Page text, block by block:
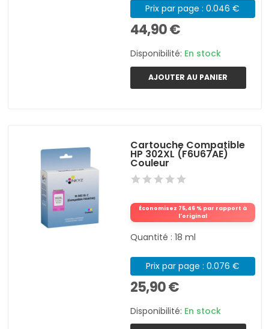
Prix par page : 0.046 €
44,90 €
Disponibilité: En stock
AJOUTER AU PANIER
Cartouche Compatible
HP 302XL (F6U67AE)
Couleur
Économisez 75,46 % par rapport à
l'original
Quantité : 18 ml
Prix par page : 0.076 €
25,90 €
Disponibilité: En stock